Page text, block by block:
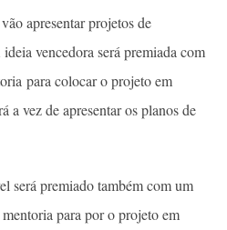
apresentar projetos de
vencedora será premiada com
para colocar o projeto em
a vez de apresentar os planos de
será premiado também com um
para por o projeto em